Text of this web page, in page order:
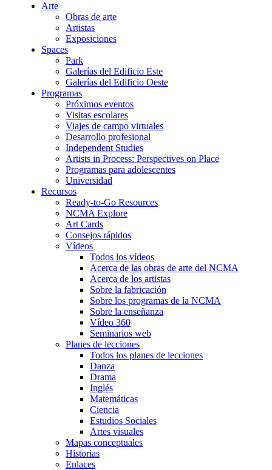
Arte
Obras de arte
Artistas
Exposiciones
Spaces
Park
Galerías del Edificio Este
Galerías del Edificio Oeste
Programas
Próximos eventos
Visitas escolares
Viajes de campo virtuales
Desarrollo profesional
Independent Studies
Artists in Process: Perspectives on Place
Programas para adolescentes
Universidad
Recursos
Ready-to-Go Resources
NCMA Explore
Art Cards
Consejos rápidos
Vídeos
Todos los vídeos
Acerca de las obras de arte del NCMA
Acerca de los artistas
Sobre la fabricación
Sobre los programas de la NCMA
Sobre la enseñanza
Vídeo 360
Seminarios web
Planes de lecciones
Todos los planes de lecciones
Danza
Drama
Inglés
Matemáticas
Ciencia
Estudios Sociales
Artes visuales
Mapas conceptuales
Historias
Enlaces